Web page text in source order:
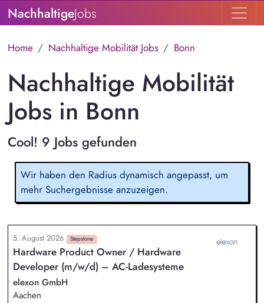
NachhaltigeJobs
Home Nachhaltige Mobilität Jobs Bonn
Nachhaltige Mobilität
Jobs in Bonn
Cool! 9 Jobs gefunden
Wir haben den Radius dynamisch angepasst, um
mehr Suchergebnisse anzuzeigen.
5. August 2026 Stepstone
Hardware Product Owner / Hardware
Developer (m/w/d) – AC-Ladesysteme
elexon GmbH
Aachen